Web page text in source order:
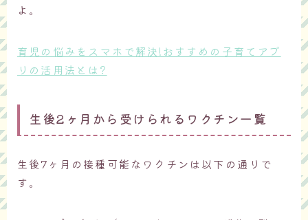
よ。
育児の悩みをスマホで解決!おすすめの子育てアプ
リの活用法とは?
生後2ヶ月から受けられるワクチン一覧
生後7ヶ月の接種可能なワクチンは以下の通りで
す。